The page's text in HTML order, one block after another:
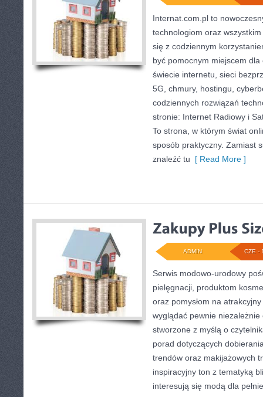
Internat.com.pl to
technologiom oraz
się z codziennym
być pomocnym miejscem
świecie internetu, sieci
5G, chmury, hostingu,
codziennych rozwiązań
stronie: Internet Radiowy i
To strona, w którym świat
sposób praktyczny. Zamiast
znaleźć tu [ Read More ]
CZE -
ADMIN
Serwis modowo-urodowy
pielęgnacji, produktom
oraz pomysłom na
wyglądać pewnie niezależnie
stworzone z myślą o
porad dotyczących
trendów oraz makijażowych
inspiracyjny ton z tematyką
interesują się modą dla